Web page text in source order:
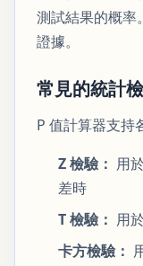
測試結果的概率
證據。
常見的統計
P 值計算器支持
Z 檢驗： 用
差時
T 檢驗： 用
卡方檢驗：